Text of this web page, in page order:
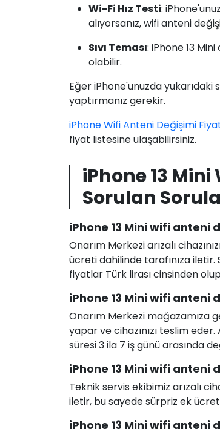
Wi-Fi Hız Testi:
alıyorsanız, wifi anteni
Sıvı Teması: iPhone 13
olabilir.
Eğer iPhone'unuzda yukarıdaki
yaptırmanız gerekir.
iPhone Wifi Anteni Değişimi
fiyat listesine ulaşabilirsiniz.
iPhone 13
Sorulan
iPhone 13 Mini wifi anteni
Onarım Merkezi arızalı
ücreti dahilinde tarafınıza
fiyatlar Türk lirası cinsinden
iPhone 13 Mini wifi anteni
Onarım Merkezi mağazamıza
yapar ve cihazınızı teslim
süresi 3 ila 7 iş günü arasında
iPhone 13 Mini wifi anteni
Teknik servis ekibimiz arızalı
iletir, bu sayede sürpriz ek
iPhone 13 Mini wifi anteni